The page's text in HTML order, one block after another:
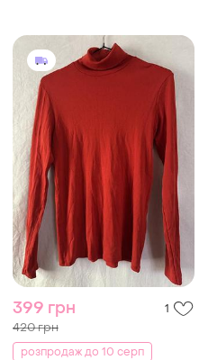
ua 44–46 чудовий стан
399 грн 1
420 грн
розпродаж до 10 серп